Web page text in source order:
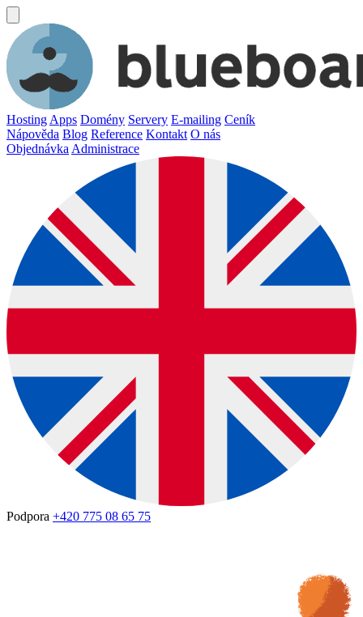
Hosting Apps Domény Servery E-mailing Ceník
Nápověda Blog Reference Kontakt O nás
Objednávka Administrace
Podpora +420 775 08 65 75